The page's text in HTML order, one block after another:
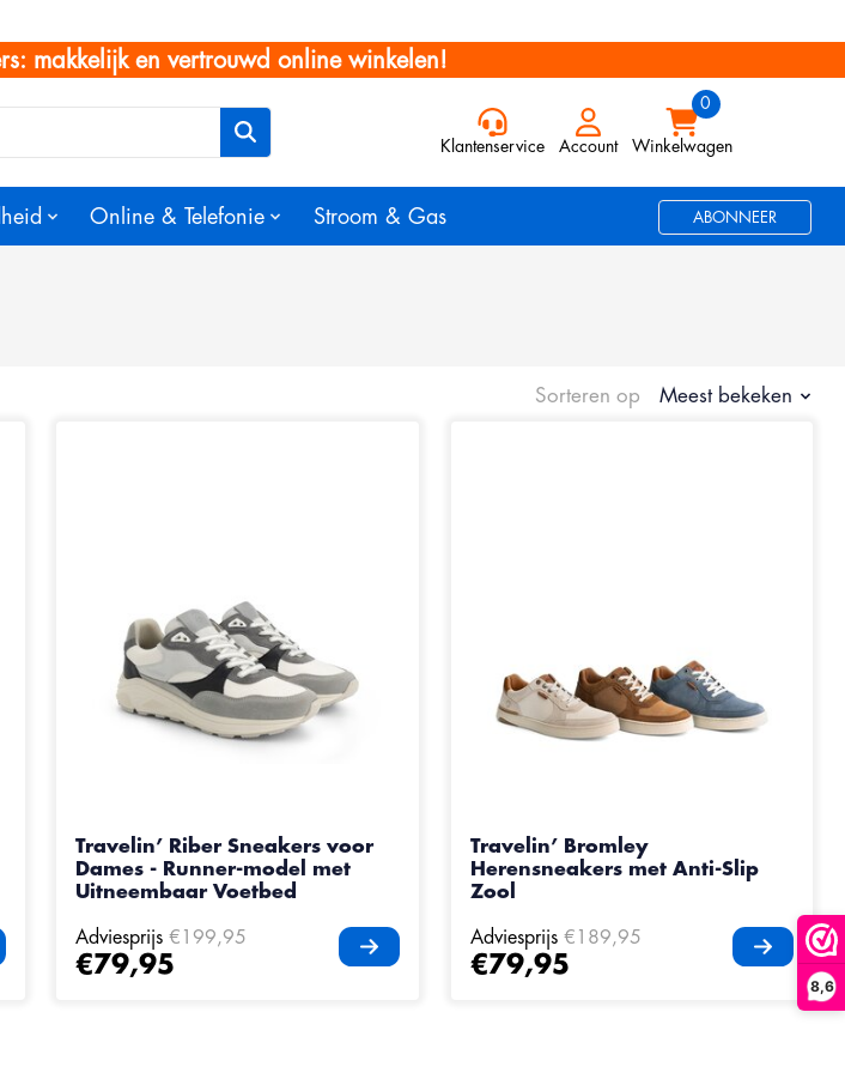
8,6
makkelijk en vertrouwd online winkelen!
Klantenservice Account Winkelwagen
Online & Telefonie Stroom & Gas ABONNEER
Sorteren op Meest bekeken
Travelin’ Riber Sneakers voor
Dames - Runner-model met
Uitneembaar Voetbed
Adviesprijs €199,95
€79,95
Travelin’ Bromley
Herensneakers met Anti-Slip
Zool
Adviesprijs €189,95
€79,95